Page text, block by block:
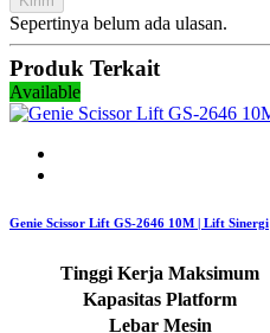
Sepertinya belum ada ulasan.
Produk Terkait
Available
Genie Scissor Lift GS-2646 10M | Lift Sinergi
Tinggi Kerja Maksimum
Kapasitas Platform
Lebar Mesin